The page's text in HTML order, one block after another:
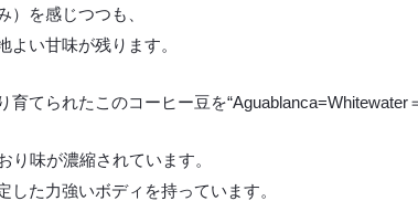
を感じつつも、
い甘味が残ります。
てられたこのコーヒー豆を“Aguablanca=Whitewater
味が濃縮されています。
た力強いボディを持っています。